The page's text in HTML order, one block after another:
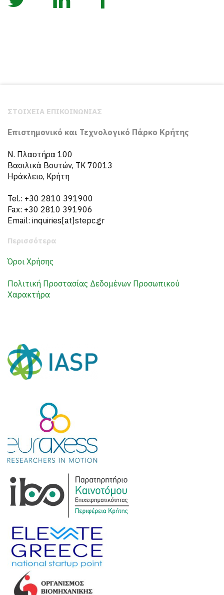
ΣΤΟΙΧΕΙΑ ΕΠΙΚΟΙΝΩΝΙΑΣ
Επιστημονικό και Τεχνολογικό Πάρκο Κρήτης
N. Πλαστήρα 100
Βασιλικά Βουτών, ΤΚ 70013
Ηράκλειο, Κρήτη
Tel.: +30 2810 391900
Fax: +30 2810 391906
Email: inquiries[at]stepc.gr
Περισσότερα
Όροι Χρήσης
Πολιτική Προστασίας Δεδομένων Προσωπικού
Χαρακτήρα